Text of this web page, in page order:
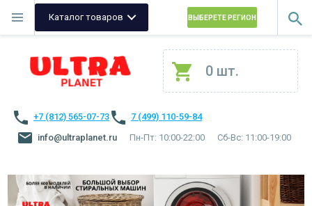
Каталог товаров ВЫБЕРЕТЕ РЕГИОН
0 шт.
+7 (812) 565-07-73
7 (499) 110-59-84
info@ultraplanet.ru
Пн-Пт: 10:00-22:00 Сб-Вс: 11:00-19:00